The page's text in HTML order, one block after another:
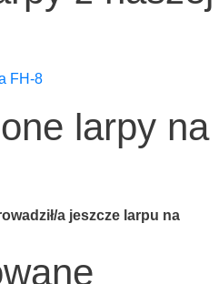
FH‑8
larpy na
a jesz­cze lar­pu na